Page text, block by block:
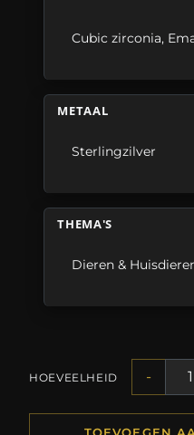
Cubic zirconia,
METAAL
Sterlingzilver
THEMA'S
Dieren &
HOEVEELHEID -